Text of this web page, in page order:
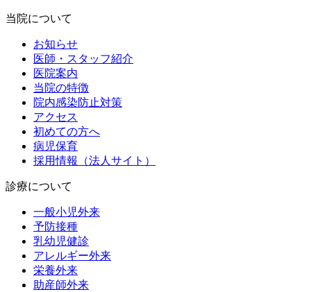
当院について
お知らせ
医師・スタッフ紹介
医院案内
当院の特徴
院内感染防止対策
アクセス
初めての方へ
病児保育
採用情報（法人サイト）
診療について
一般小児外来
予防接種
乳幼児健診
アレルギー外来
栄養外来
助産師外来